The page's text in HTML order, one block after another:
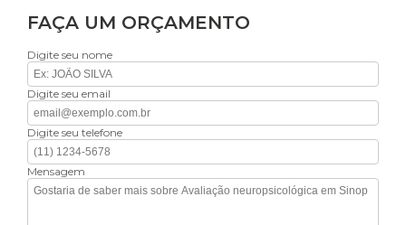
FAÇA UM ORÇAMENTO
Digite seu nome
Digite seu email
Digite seu telefone
Mensagem